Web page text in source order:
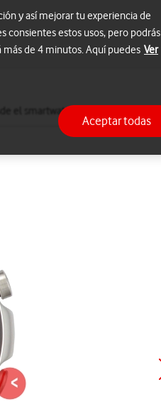
el smartwatch.
y así mejorar tu experiencia de
consientes estos usos, pero podrás
de 4 minutos. Aquí puedes Ver
Aceptar todas